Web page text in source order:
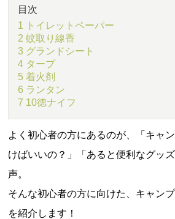
目次
1 トイレットペーパー
2 蚊取り線香
3 グランドシート
4 タープ
5 着火剤
6 ランタン
7 10徳ナイフ
よく初心者の方にあるのが、「キャ
けばいいの？」「あると便利なグッ
声。
そんな初心者の方に向けた、キャン
を紹介します！